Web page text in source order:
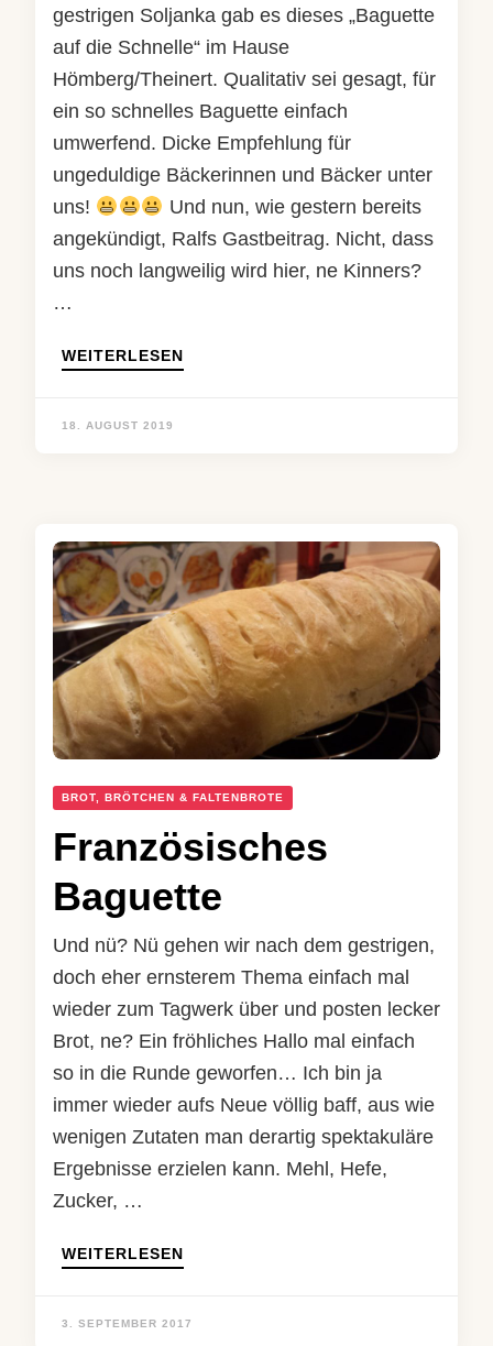
gestrigen Soljanka gab es dieses „Baguette
auf die Schnelle“ im Hause
Hömberg/Theinert. Qualitativ sei gesagt, für
ein so schnelles Baguette einfach
umwerfend. Dicke Empfehlung für
ungeduldige Bäckerinnen und Bäcker unter
uns!
Und nun, wie gestern bereits
angekündigt, Ralfs Gastbeitrag. Nicht, dass
uns noch langweilig wird hier, ne Kinners?
…
WEITERLESEN
18. AUGUST 2019
BROT, BRÖTCHEN & FALTENBROTE
Französisches
Baguette
Und nü? Nü gehen wir nach dem gestrigen,
doch eher ernsterem Thema einfach mal
wieder zum Tagwerk über und posten lecker
Brot, ne? Ein fröhliches Hallo mal einfach
so in die Runde geworfen… Ich bin ja
immer wieder aufs Neue völlig baff, aus wie
wenigen Zutaten man derartig spektakuläre
Ergebnisse erzielen kann. Mehl, Hefe,
Zucker, …
WEITERLESEN
3. SEPTEMBER 2017